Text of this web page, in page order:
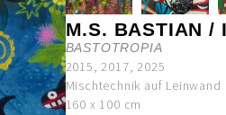
M.S. BASTIAN /
BASTOTROPIA
2015, 2017, 2025
Mischtechnik auf Leinwand
160 x 100 cm